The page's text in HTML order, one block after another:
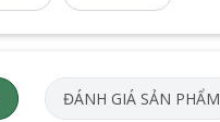
ĐÁNH GIÁ SẢN PHẨM